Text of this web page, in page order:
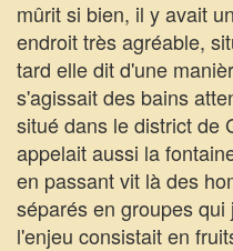
mûrit si bien, il y avait
endroit très agréable,
tard elle dit d'une
s'agissait des bains
situé dans le district de
appelait aussi la
en passant vit là des
séparés en groupes
l'enjeu consistait en